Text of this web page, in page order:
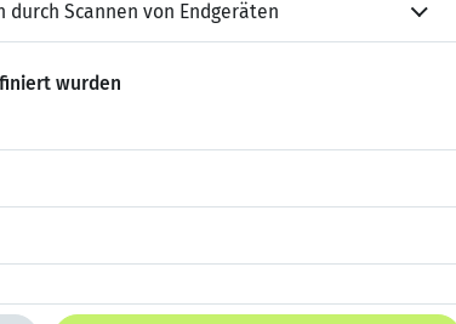
Jurist braucht?
Verträge und juristischen Präzedenzfälle.
finden und zu interpretieren.